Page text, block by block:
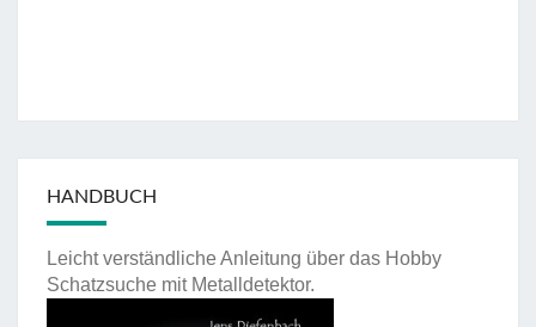
HANDBUCH
Leicht verständliche Anleitung über das Hobby
Schatzsuche mit Metalldetektor.